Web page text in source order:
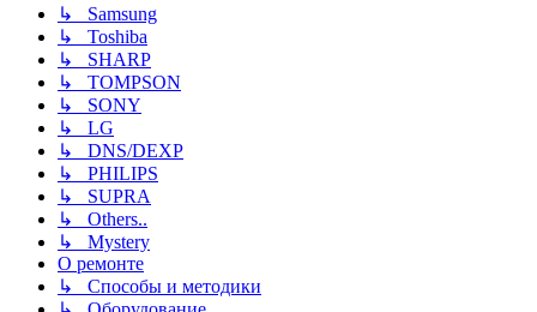
↳ Samsung
↳ Toshiba
↳ SHARP
↳ TOMPSON
↳ SONY
↳ LG
↳ DNS/DEXP
↳ PHILIPS
↳ SUPRA
↳ Others..
↳ Mystery
О ремонте
↳ Способы и методики